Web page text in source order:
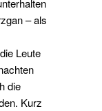
– als
Leute
die
Kurz